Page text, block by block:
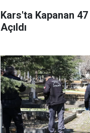
Kars'ta Kapanan 47
Açıldı